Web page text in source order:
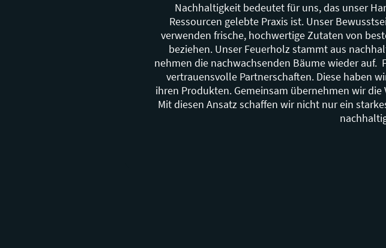
Nachhaltigkeit bedeutet für uns, das unser
Ressourcen gelebte Praxis ist. Unser
verwenden frische, hochwertige Zutaten von
beziehen. Unser Feuerholz stammt aus
nehmen die nachwachsenden Bäume wieder
vertrauensvolle Partnerschaften. Diese haben
ihren Produkten. Gemeinsam übernehmen wir
Mit diesen Ansatz schaffen wir nicht nur ein